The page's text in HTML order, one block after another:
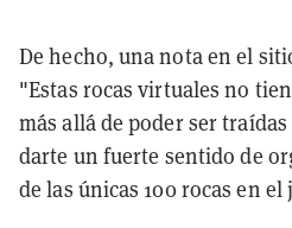
De hecho, una nota en el
"Estas rocas virtuales no
más allá de poder ser
darte un fuerte sentido de
de las únicas 100 rocas en el